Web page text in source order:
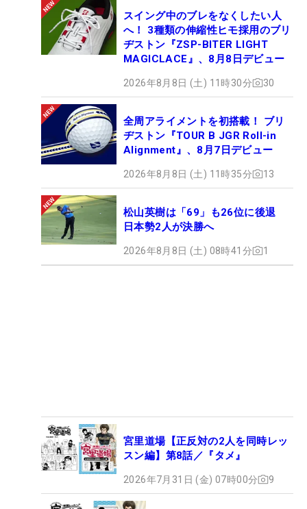
スイング中のブレをなくしたい人
へ！ 3種類の伸縮性ヒモ採用のブリ
ヂストン『ZSP-BITER LIGHT
MAGICLACE』、8月8日デビュー
2026年8月8日 (土) 11時30分 30
全周アライメントを初搭載！ ブリ
ヂストン『TOUR B JGR Roll-in
Alignment』、8月7日デビュー
2026年8月8日 (土) 11時35分 13
松山英樹は「69」も26位に後退
日本勢2人が決勝へ
2026年8月8日 (土) 08時41分 1
宮里道場【正反対の2人を同時レッ
スン編】第8話／『タメ』
2026年7月31日 (金) 07時00分 9